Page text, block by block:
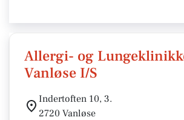
Allergi- og
Vanløse I/S
Indertoften 10, 3.
2720 Vanløse